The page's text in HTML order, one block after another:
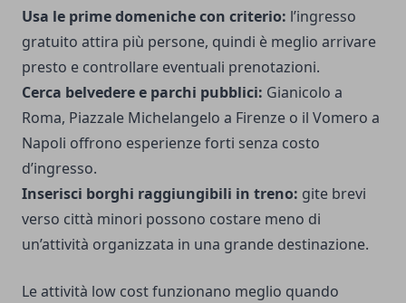
Usa le prime domeniche con criterio: l’ingresso
gratuito attira più persone, quindi è meglio arrivare
presto e controllare eventuali prenotazioni.
Cerca belvedere e parchi pubblici: Gianicolo a
Roma, Piazzale Michelangelo a Firenze o il Vomero a
Napoli offrono esperienze forti senza costo
d’ingresso.
Inserisci borghi raggiungibili in treno: gite brevi
verso città minori possono costare meno di
un’attività organizzata in una grande destinazione.
Le attività low cost funzionano meglio quando